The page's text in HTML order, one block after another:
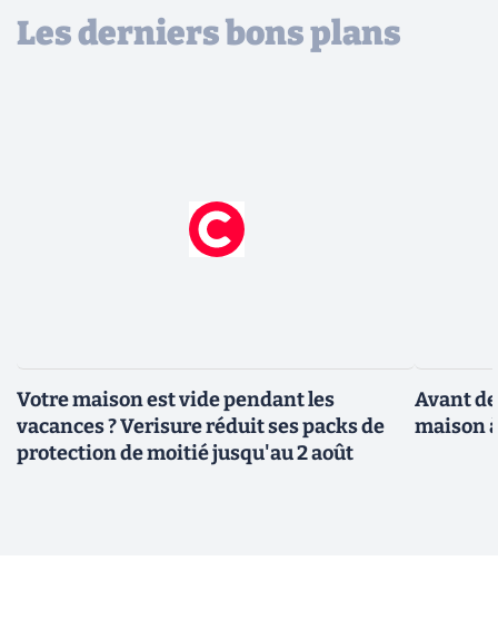
Les derniers bons plans
Votre maison est vide pendant les
vacances ? Verisure réduit ses packs de
protection de moitié jusqu'au 2 août
Avant
maison